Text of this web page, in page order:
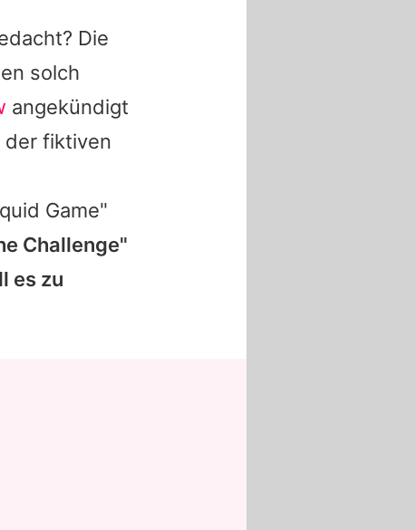
Die
solch
angekündigt
der fiktiven
Game"
Challenge"
es zu